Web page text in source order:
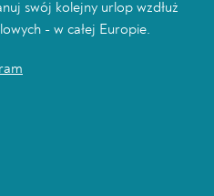
swój kolejny urlop wzdłuż
- w całej Europie.